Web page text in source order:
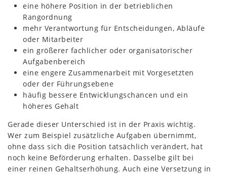
eine höhere Position in der betrieblichen
Rangordnung
mehr Verantwortung für Entscheidungen, Abläufe
oder Mitarbeiter
ein größerer fachlicher oder organisatorischer
Aufgabenbereich
eine engere Zusammenarbeit mit Vorgesetzten
oder der Führungsebene
häufig bessere Entwicklungschancen und ein
höheres Gehalt
Gerade dieser Unterschied ist in der Praxis wichtig.
Wer zum Beispiel zusätzliche Aufgaben übernimmt,
ohne dass sich die Position tatsächlich verändert, hat
noch keine Beförderung erhalten. Dasselbe gilt bei
einer reinen Gehaltserhöhung. Auch eine Versetzung in